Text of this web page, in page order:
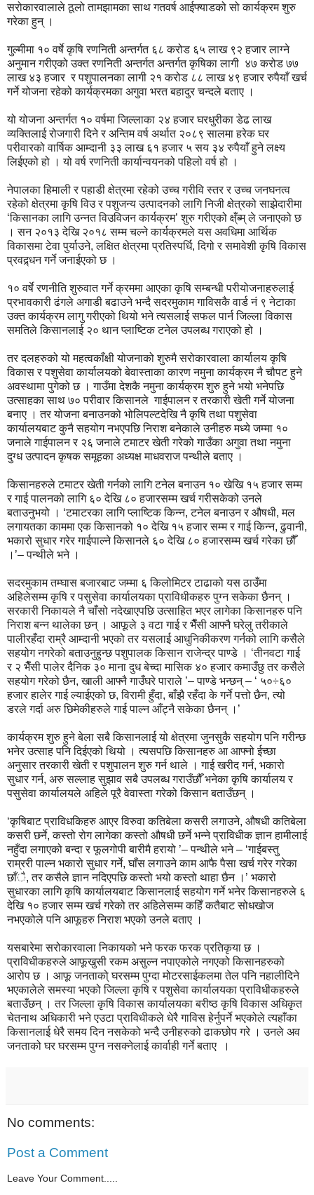
सरोकारवालाले ठूलो तामझामका साथ गतवर्ष आईफ्याडको सो कार्यक्रम शुरु
गरेका हुन् ।
गुल्मीमा १० वर्षे कृषि रणनिती अन्तर्गत ६८ करोड ६५ लाख ९२ हजार लाग्ने
अनुमान गरीएको उक्त रणनिती अन्तर्गत अन्तर्गत कृषिका लागी ४७ करोड ७७
लाख ४३ हजार र पशुपालनका लागी २१ करोड ८८ लाख ४९ हजार रुपैयाँ खर्च
गर्ने योजना रहेको कार्यक्रमका अगुवा भरत बहादुर चन्दले बताए ।
यो योजना अन्तर्गत १० वर्षमा जिल्लाका २४ हजार घरधुरीका डेढ लाख
व्यक्तिलाई रोजगारी दिने र अन्तिम वर्ष अर्थात २०८९ सालमा हरेक घर
परीवारको वार्षिक आम्दानी ३३ लाख ६१ हजार ५ सय ३४ रुपैयाँ हुने लक्ष्य
लिईएको हो । यो वर्ष रणनिती कार्यान्वयनको पहिलो वर्ष हो ।
नेपालका हिमाली र पहाडी क्षेत्रमा रहेको उच्च गरीवि स्तर र उच्च जनघनत्व
रहेको क्षेत्रमा कृषि विउ र पशुजन्य उत्पादनको लागि निजी क्षेत्रको साझेदारीमा
‘किसानका लागि उन्नत विउविजन कार्यक्रम’ शुरु गरीएको क्ष्ँब्म् ले जनाएको छ
। सन २०१३ देखि २०१८ सम्म चल्ने कार्यक्रमले यस अवधिमा आर्थिक
विकासमा टेवा पुर्याउने, लक्षित क्षेत्रमा प्रतिस्पर्धि, दिगो र समावेशी कृषि विकास
प्रवद्र्धन गर्ने जनाईएको छ ।
१० वर्षे रणनीति शुरुवात गर्ने क्रममा आएका कृषि सम्बन्धी परीयोजनाहरुलाई
प्रभावकारी ढंगले अगाडी बढाउने भन्दै सदरमुकाम गाविसकै वार्ड नं ९ नेटाका
उक्त कार्यक्रम लागु गरीएको थियो भने त्यसलाई सफल पार्न जिल्ला विकास
समतिले किसानलाई २० थान प्लाष्टिक टनेल उपलब्ध गराएको हो ।
तर दलहरुको यो महत्वकाँक्षी योजनाको शुरुमै सरोकारवाला कार्यालय कृषि
विकास र पशुसेवा कार्यालयको बेवास्ताका कारण नमुना कार्यक्रम नै चौपट हुने
अवस्थामा पुगेको छ । गाउँमा देशकै नमुना कार्यक्रम शुरु हुने भयो भनेपछि
उत्साहका साथ ७० परीवार किसानले गाईपालन र तरकारी खेती गर्ने योजना
बनाए । तर योजना बनाउनको भोलिपल्टदेखि नै कृषि तथा पशुसेवा
कार्यालयबाट कुनै सहयोग नभएपछि निराश बनेकाले उनीहरु मध्ये जम्मा १०
जनाले गाईपालन र २६ जनाले टमाटर खेती गरेको गाउँका अगुवा तथा नमुना
दुग्ध उत्पादन कृषक समूहका अध्यक्ष माधवराज पन्थीले बताए ।
किसानहरुले टमाटर खेती गर्नको लागि टनेल बनाउन १० खेखि १५ हजार सम्म
र गाई पालनको लागि ६० देखि ८० हजारसम्म खर्च गरीसकेको उनले
बताउनुभयो । ‘टमाटरका लागि प्लाष्टिक किन्न, टनेल बनाउन र औषधी, मल
लगायतका काममा एक किसानको १० देखि १५ हजार सम्म र गाई किन्न, ढुवानी,
भकारो सुधार गरेर गाईपाल्ने किसानले ६० देखि ८० हजारसम्म खर्च गरेका छौँ
।’– पन्थीले भने ।
सदरमुकाम तम्घास बजारबाट जम्मा ६ किलोमिटर टाढाको यस ठाउँमा
अहिलेसम्म कृषि र पसुसेवा कार्यालयका प्राविधीकहरु पुग्न सकेका छैनन् ।
सरकारी निकायले नै चाँसो नदेखाएपछि उत्साहित भएर लागेका किसानहरु पनि
निराश बन्न थालेका छन् । आफूले ३ वटा गाई र भैँसी आफ्नै घरेलु तरीकाले
पालीरहँदा राम्रै आम्दानी भएको तर यसलाई आधुनिकीकरण गर्नको लागि कसैले
सहयोग नगरेको बताउनुहुन्छ पशुपालक किसान राजेन्द्र पाण्डे । ‘तीनवटा गाई
र २ भैँसी पालेर दैनिक ३० माना दुध बेच्दा मासिक ४० हजार कमाउँछु तर कसैले
सहयोग गरेको छैन, खाली आफ्नै गाउँघरे पाराले ’– पाण्डे भन्छन् – ‘ ५०÷६०
हजार हालेर गाई ल्याईएको छ, विरामी हुँदा, बाँझै रहँदा के गर्ने पत्तो छैन, त्यो
डरले गर्दा अरु छिमेकीहरुले गाई पाल्न आँट्नै सकेका छैनन् ।’
कार्यक्रम शुरु हुने बेला सबै किसानलाई यो क्षेत्रमा जुनसुकै सहयोग पनि गरीन्छ
भनेर उत्साह पनि दिईएको थियो । त्यसपछि किसानहरु आ आफ्नो ईच्छा
अनुसार तरकारी खेती र पशुपालन शुरु गर्न थाले । गाई खरीद गर्न, भकारो
सुधार गर्न, अरु सल्लाह सुझाव सबै उपलब्ध गराउँछौँ भनेका कृषि कार्यालय र
पसुसेवा कार्यालयले अहिले पूरै वेवास्ता गरेको किसान बताउँछन् ।
‘कृषिबाट प्राविधकिहरु आएर विरुवा कतिबेला कसरी लगाउने, औषधी कतिबेला
कसरी छर्ने, कस्तो रोग लागेका कस्तो औषधी छर्ने भन्ने प्राविधीक ज्ञान हामीलाई
नहुँदा लगाएको बन्दा र फूलगोपी बारीमै हरायो ’– पन्थीले भने – ‘गाईबस्तु
राम्ररी पाल्न भकारो सुधार गर्ने, घाँस लगाउने काम आफै पैसा खर्च गरेर गरेका
छाँै, तर कसैले ज्ञान नदिएपछि कस्तो भयो कस्तो थाहा छैन ।’ भकारो
सुधारका लागि कृषि कार्यालयबाट किसानलाई सहयोग गर्ने भनेर किसानहरुले ६
देखि १० हजार सम्म खर्च गरेको तर अहिलेसम्म कहिँ कतैबाट सोधखोज
नभएकोले पनि आफूहरु निराश भएको उनले बताए ।
यसबारेमा सरोकारवाला निकायको भने फरक फरक प्रतिकृया छ ।
प्राविधीकहरुले आफूखुसी रकम असुल्न नपाएकोले नगएको किसानहरुको
आरोप छ । आफू जनताको् घरसम्म पुग्दा मोटरसाईकलमा तेल पनि नहालीदिने
भएकालेले समस्या भएको जिल्ला कृषि र पशुसेवा कार्यालयका प्राविधीकहरुले
बताउँछन् । तर जिल्ला कृषि विकास कार्यालयका बरीष्ठ कृषि विकास अधिकृत
चेतनाथ अधिकारी भने एउटा प्राविधीकले धेरै गाविस हेर्नुपर्ने भएकोले त्यहाँका
किसानलाई धेरै समय दिन नसकेको भन्दै उनीहरुको ढाकछोप गरे । उनले अव
जनताको घर घरसम्म पुग्न नसक्नेलाई कार्वाही गर्ने बताए ।
No comments:
Post a Comment
Leave Your Comment.....